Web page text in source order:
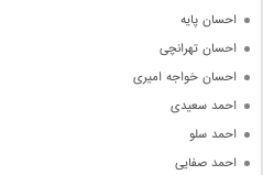
احسان پایه
احسان تهرانچی
احسان خواجه امیری
احمد سعیدی
احمد سلو
احمد صفایی